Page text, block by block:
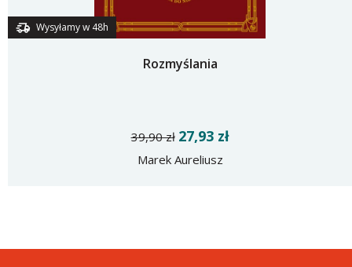
Wysyłamy w 48h
Rozmyślania
39,90 zł 27,93 zł
Marek Aureliusz